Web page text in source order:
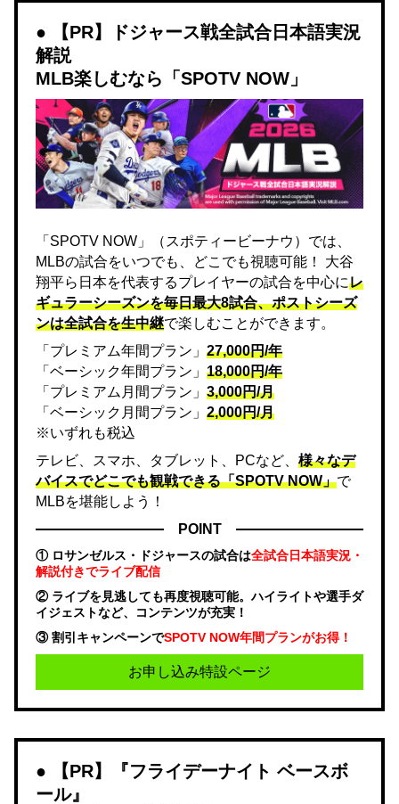
【PR】ドジャース戦全試合日本語実況
解説
MLB楽しむなら「SPOTV NOW」
「SPOTV NOW」（スポティービーナウ）では、
MLBの試合をいつでも、どこでも視聴可能！ 大谷
翔平ら日本を代表するプレイヤーの試合を中心にレ
ギュラーシーズンを毎日最大8試合、ポストシーズ
ンは全試合を生中継で楽しむことができます。
「プレミアム年間プラン」 27,000円/年
「ベーシック年間プラン」 18,000円/年
「プレミアム月間プラン」 3,000円/月
「ベーシック月間プラン」 2,000円/月
※いずれも税込
テレビ、スマホ、タブレット、PCなど、 様々なデ
バイスでどこでも観戦できる「SPOTV NOW」で
MLBを堪能しよう！
POINT
① ロサンゼルス・ドジャースの試合は全試合日本語実況・
解説付きでライブ配信
② ライブを見逃しても再度視聴可能。ハイライトや選手ダ
イジェストなど、コンテンツが充実！
③ 割引キャンペーンでSPOTV NOW年間プランがお得！
お申し込み特設ページ
【PR】『フライデーナイト ベースボ
ール』